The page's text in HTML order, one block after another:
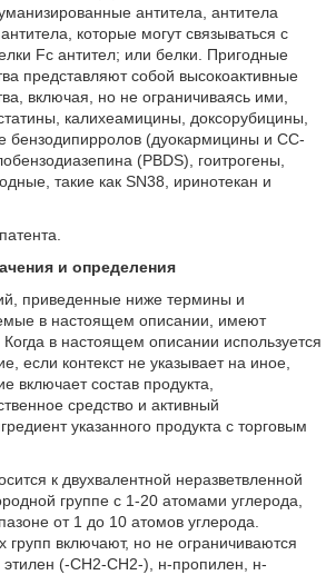
антитела, антитела
которые могут связываться с
Fc антител; или белки. Пригодные
представляют собой высокоактивные
включая, но не ограничиваясь ими,
калихеамицины, доксорубицины,
бензодипирролов (дуокармицины и CC-
(PBDS), гоитрогены,
такие как SN38, иринотекан и
и определения
приведенные ниже термины и
в настоящем описании, имеют
в настоящем описании используется
если контекст не указывает на иное,
включает состав продукта,
средство и активный
указанного продукта с торговым
к двухвалентной неразветвленной
группе с 1-20 атомами углерода,
от 1 до 10 атомов углерода.
включают, но не ограничиваются
(-CH2-CH2-), н-пропилен, н-